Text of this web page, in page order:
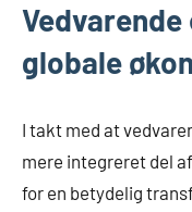
Vedvarende
globale
I takt med at
mere integreret del
for en betydelig